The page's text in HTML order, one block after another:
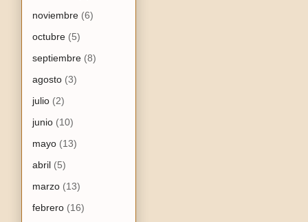
noviembre (6)
octubre (5)
septiembre (8)
agosto (3)
julio (2)
junio (10)
mayo (13)
abril (5)
marzo (13)
febrero (16)